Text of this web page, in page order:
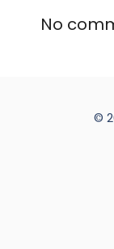
No
©